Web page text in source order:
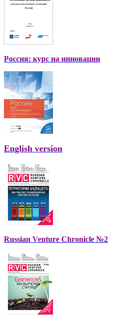
Россия: курс на инновации
English version
Russian Venture Chronicle №2